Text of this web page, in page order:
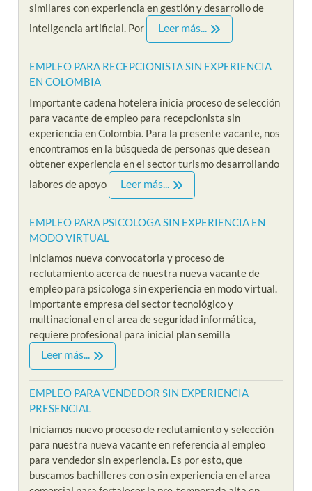
similares con experiencia en gestión y desarrollo de
inteligencia artificial. Por
Leer más...
EMPLEO PARA RECEPCIONISTA SIN EXPERIENCIA
EN COLOMBIA
Importante cadena hotelera inicia proceso de selección
para vacante de empleo para recepcionista sin
experiencia en Colombia. Para la presente vacante, nos
encontramos en la búsqueda de personas que desean
obtener experiencia en el sector turismo desarrollando
labores de apoyo
Leer más...
EMPLEO PARA PSICOLOGA SIN EXPERIENCIA EN
MODO VIRTUAL
Iniciamos nueva convocatoria y proceso de
reclutamiento acerca de nuestra nueva vacante de
empleo para psicologa sin experiencia en modo virtual.
Importante empresa del sector tecnológico y
multinacional en el area de seguridad informática,
requiere profesional para inicial plan semilla
Leer más...
EMPLEO PARA VENDEDOR SIN EXPERIENCIA
PRESENCIAL
Iniciamos nuevo proceso de reclutamiento y selección
para nuestra nueva vacante en referencia al empleo
para vendedor sin experiencia. Es por esto, que
buscamos bachilleres con o sin experiencia en el area